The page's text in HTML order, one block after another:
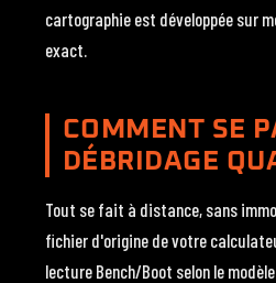
cartographie est développée sur
exact.
COMMENT SE
DÉBRIDAGE
Tout se fait à distance, sans
fichier d'origine de votre
lecture Bench/Boot selon le